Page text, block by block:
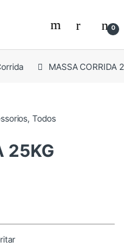
0
MASSA CORRIDA
, Todos
25KG